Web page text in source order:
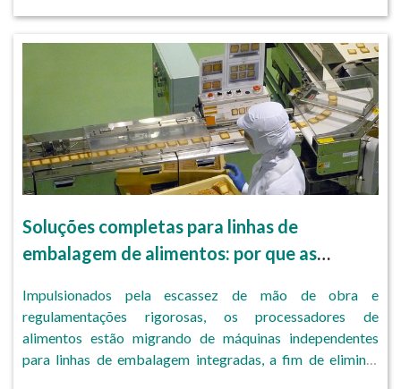
Soluções completas para linhas de
embalagem de alimentos: por que as
máquinas independentes.
Impulsionados pela escassez de mão de obra e
regulamentações rigorosas, os processadores de
alimentos estão migrando de máquinas independentes
para linhas de embalagem integradas, a fim de eliminar